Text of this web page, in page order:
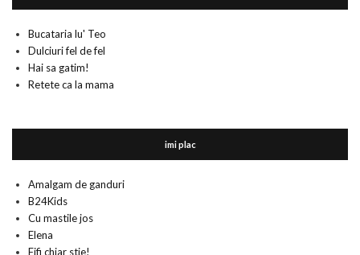
Bucataria lu' Teo
Dulciuri fel de fel
Hai sa gatim!
Retete ca la mama
imi plac
Amalgam de ganduri
B24Kids
Cu mastile jos
Elena
Fifi chiar stie!